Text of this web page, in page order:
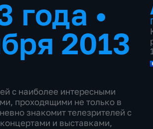
года •
2013
с наиболее интересными
проходящими не только в
знакомит телезрителей с
и выставками,